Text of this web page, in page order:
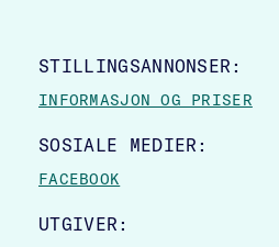
STILLINGSANNONSER:
INFORMASJON OG PRISER
SOSIALE MEDIER:
FACEBOOK
UTGIVER: